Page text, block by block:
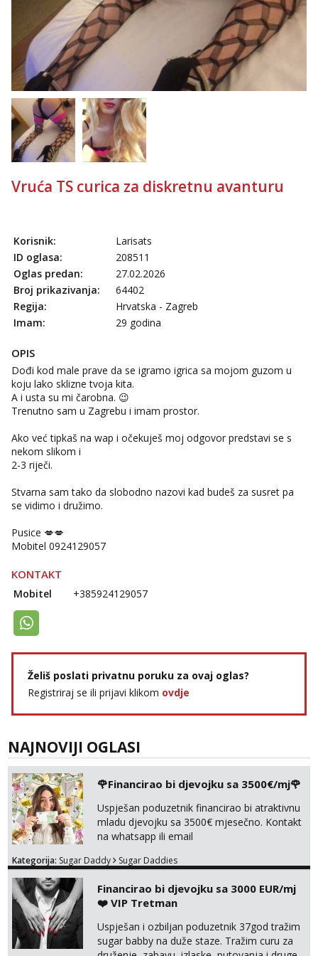
Vruća TS curica za diskretnu avanturu
Korisnik:
Larisats
ID oglasa:
208511
Oglas predan:
27.02.2026
Broj prikazivanja:
64402
Regija:
Hrvatska - Zagreb
Imam:
29 godina
OPIS
Dođi kod male prave da se igramo igrica sa mojom guzom u
koju lako sklizne tvoja kita.
A i usta su mi čarobna. 😉
Trenutno sam u Zagrebu i imam prostor.
Ako već tipkaš na wap i očekuješ moj odgovor predstavi se s
nekom slikom i
2-3 riječi.
Stvarna sam tako da slobodno nazovi kad budeš za susret pa
se vidimo i družimo.
Pusice 💋💋
Mobitel 0924129057
KONTAKT
Mobitel +385924129057
Želiš poslati privatnu poruku za ovaj oglas?
Registriraj se ili prijavi klikom ovdje
NAJNOVIJI OGLASI
🌹Financirao bi djevojku sa 3500€/mj🌹
Uspješan poduzetnik financirao bi atraktivnu
mladu djevojku sa 3500€ mjesečno. Kontakt
na whatsapp ili email
Kategorija: Sugar Daddy Sugar Daddies
Financirao bi djevojku sa 3000 EUR/mj
❤️ VIP Tretman
Uspješan i ozbiljan poduzetnik 37god tražim
sugar babby na duže staze. Tražim curu za